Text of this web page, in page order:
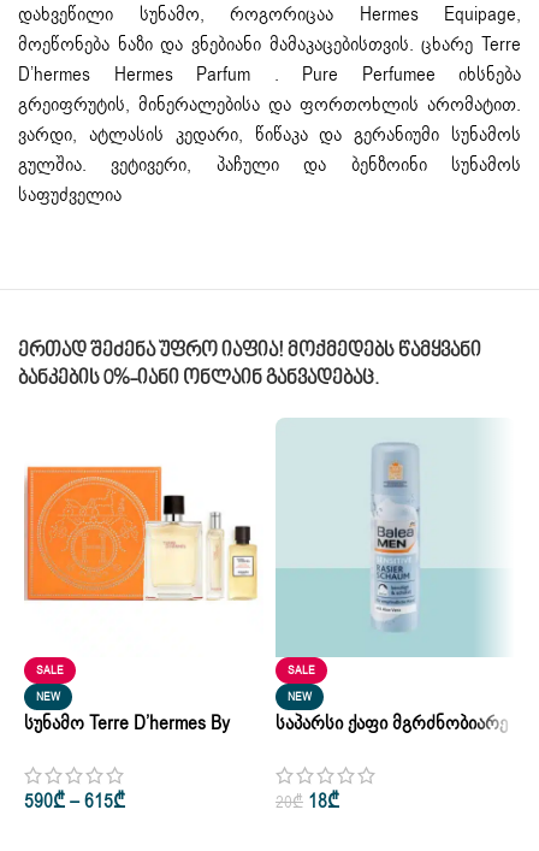
დახვეწილი სუნამო, როგორიცაა Hermes Equipage,
მოეწონება ნაზი და ვნებიანი მამაკაცებისთვის. ცხარე Terre
D’hermes Hermes Parfum . Pure Perfumee იხსნება
გრეიფრუტის, მინერალებისა და ფორთოხლის არომატით.
ვარდი, ატლასის კედარი, წიწაკა და გერანიუმი სუნამოს
გულშია. ვეტივერი, პაჩული და ბენზოინი სუნამოს
საფუძველია
Ერთად Შეძენა Უფრო Იაფია! Მოქმედებს Წამყვანი
Ბანკების 0%-Იანი Ონლაინ Განვადებაც.
SALE
NEW
Სუნამო Terre D’hermes By
For Man 10ml • 75ml
590₾–615₾
SALE
NEW
Საპარსი Ქაფი Მგრძნობიარე
Rasierschaum 300ml
20₾ 18₾